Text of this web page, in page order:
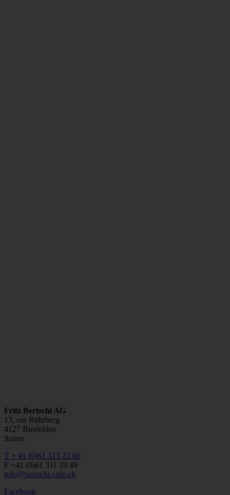
Fritz Bertschi AG
13, rue Rührberg
4127 Birsfelden
Suisse
T + 41 (0)61 313 22 00
F +41 (0)61 311 19 49
info@bertschi-cafe.ch
Facebook